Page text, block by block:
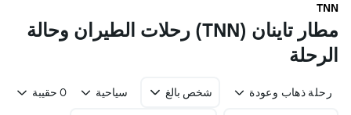
TNN
مطار تاينان (TNN) رحلات الطيران وحالة
الرحلة
رحلة ذهاب وعودة شخص بالغ سياحية 0 حقيبة